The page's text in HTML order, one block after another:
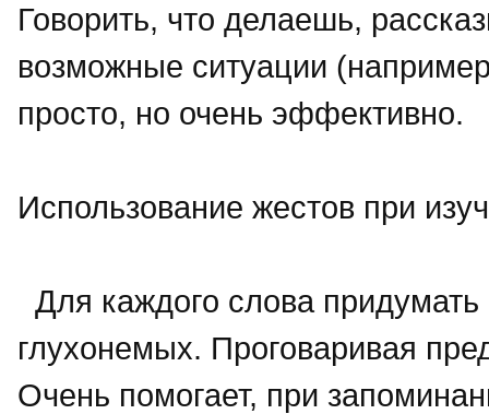
Говорить, что делаешь,
возможные ситуации
просто, но очень эффективно.
Использование жестов при
Для каждого слова
глухонемых. Проговаривая
Очень помогает, при